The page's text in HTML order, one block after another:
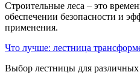
Строительные леса – это
обеспечении безопасности и
применения.
Что лучше: лестница
Выбор лестницы для различных